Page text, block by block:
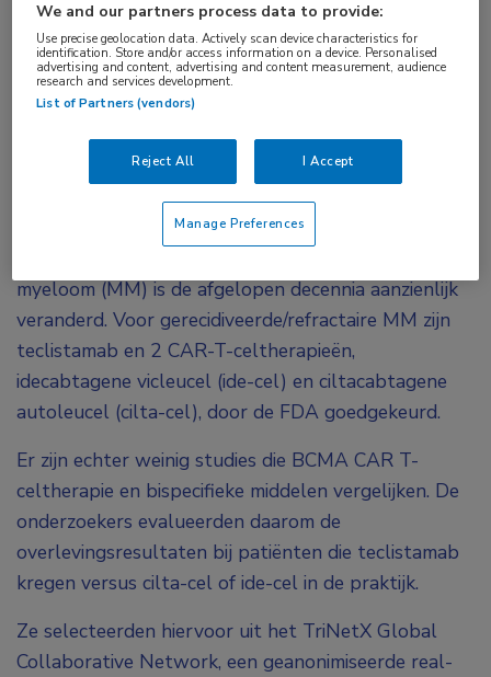
Met name ouderen met gerecidiveerd/refractair
multipel myeloom die niet in aanmerking komen
voor een stamceltransplantatie hebben een
betere overleving na CAR T-celtherapie dan na
een behandeling met BCMA-bispecifieke
middelen zoals teclistamab. Dat blijkt uit een
Amerikaanse real-world studie.
myeloom (MM) is de afgelopen decennia aanzienlijk
veranderd. Voor gerecidiveerde/refractaire MM zijn
teclistamab en 2 CAR-T-celtherapieën,
idecabtagene vicleucel (ide-cel) en ciltacabtagene
autoleucel (cilta-cel), door de FDA goedgekeurd.
Er zijn echter weinig studies die BCMA CAR T-
celtherapie en bispecifieke middelen vergelijken. De
onderzoekers evalueerden daarom de
overlevingsresultaten bij patiënten die teclistamab
kregen versus cilta-cel of ide-cel in de praktijk.
Ze selecteerden hiervoor uit het TriNetX Global
Collaborative Network, een geanonimiseerde real-
We and our partners process data to provide:
Use precise geolocation data. Actively scan device characteristics for
identification. Store and/or access information on a device. Personalised
advertising and content, advertising and content measurement, audience
research and services development.
List of Partners (vendors)
Reject All I Accept
Manage Preferences